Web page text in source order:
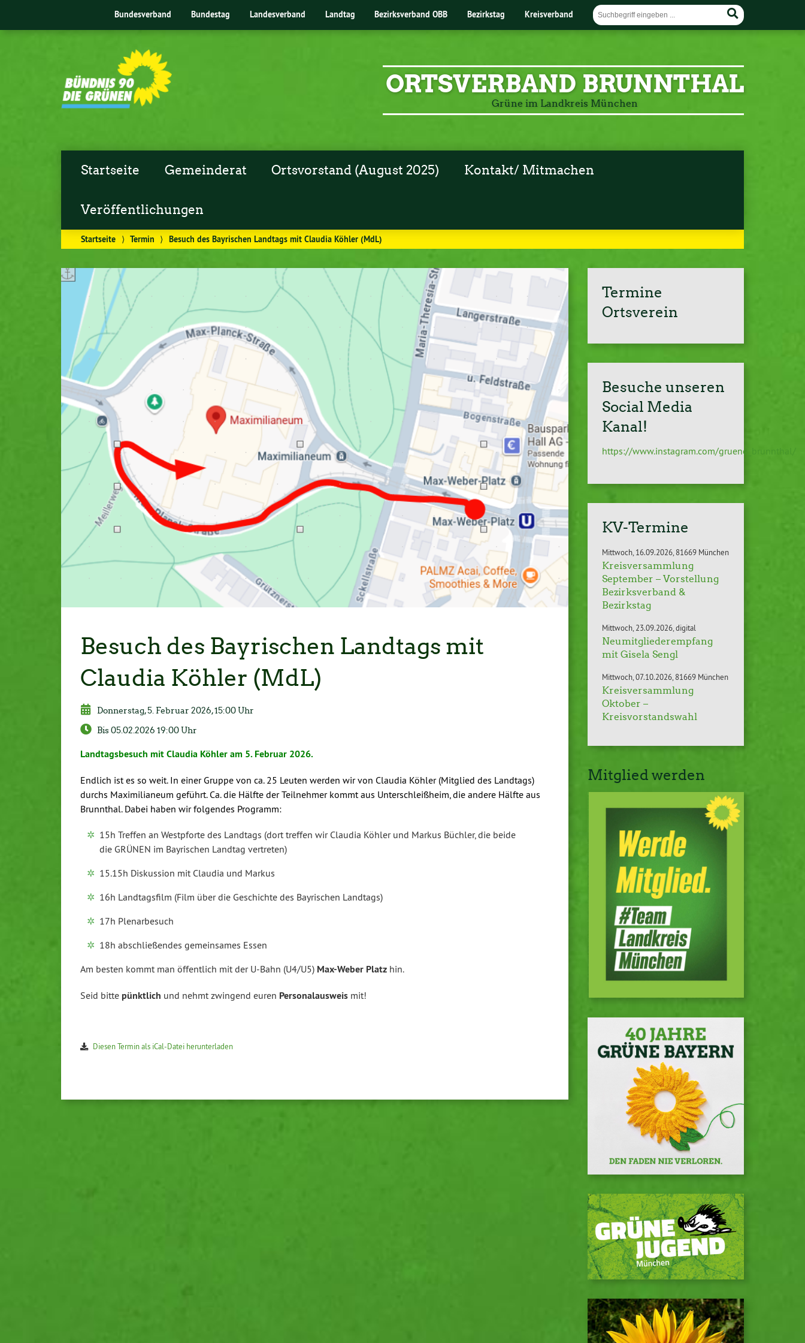
Bundesverband Bundestag Landesverband Landtag Bezirksverband OBB Bezirkstag Kreisverband
ORTSVERBAND BRUNNTHAL
Grüne im Landkreis München
Startseite Gemeinderat Ortsvorstand (August 2025) Kontakt/ Mitmachen
Veröffentlichungen
Startseite ⟩ Termin ⟩ Besuch des Bayrischen Landtags mit Claudia Köhler (MdL)
Besuch des Bayrischen Landtags mit
Claudia Köhler (MdL)
Donnerstag, 5. Februar 2026, 15:00 Uhr
Bis 05.02.2026 19:00 Uhr
Landtagsbesuch mit Claudia Köhler am 5. Februar 2026.
Endlich ist es so weit. In einer Gruppe von ca. 25 Leuten werden wir von Claudia Köhler (Mitglied des Landtags)
durchs Maximilianeum geführt. Ca. die Hälfte der Teilnehmer kommt aus Unterschleißheim, die andere Hälfte aus
Brunnthal. Dabei haben wir folgendes Programm:
15h Treffen an Westpforte des Landtags (dort treffen wir Claudia Köhler und Markus Büchler, die beide
die GRÜNEN im Bayrischen Landtag vertreten)
15.15h Diskussion mit Claudia und Markus
16h Landtagsfilm (Film über die Geschichte des Bayrischen Landtags)
17h Plenarbesuch
18h abschließendes gemeinsames Essen
Am besten kommt man öffentlich mit der U-Bahn (U4/U5) Max-Weber Platz hin.
Seid bitte pünktlich und nehmt zwingend euren Personalausweis mit!
Diesen Termin als iCal-Datei herunterladen
Termine
Ortsverein
Besuche unseren
Social Media
Kanal!
https://www.instagram.com/gruene_brunnthal/
KV-Termine
Mittwoch 16.09.2026 81669 München
Kreisversammlung
September – Vorstellung
Bezirksverband &
Bezirkstag
Mittwoch 23.09.2026 digital
Neumitgliederempfang
mit Gisela Sengl
Mittwoch 07.10.2026 81669 München
Kreisversammlung
Oktober –
Kreisvorstandswahl
Mitglied werden